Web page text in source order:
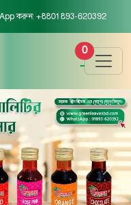
করুন: +8801893-620392
0